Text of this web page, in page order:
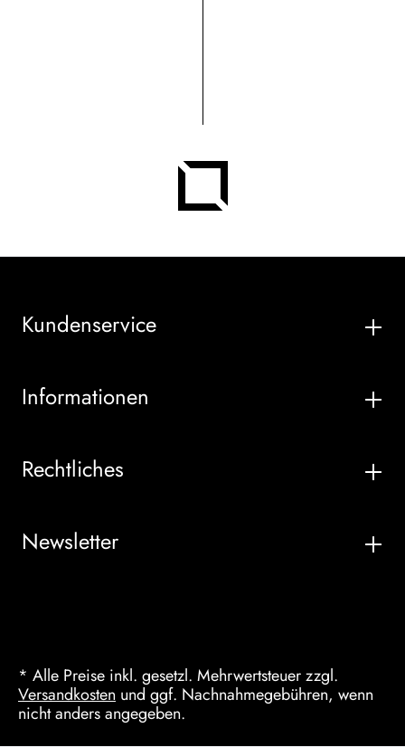
Kundenservice
Informationen
Rechtliches
Newsletter
* Alle Preise inkl. gesetzl. Mehrwertsteuer zzgl.
Versandkosten und ggf. Nachnahmegebühren, wenn
nicht anders angegeben.